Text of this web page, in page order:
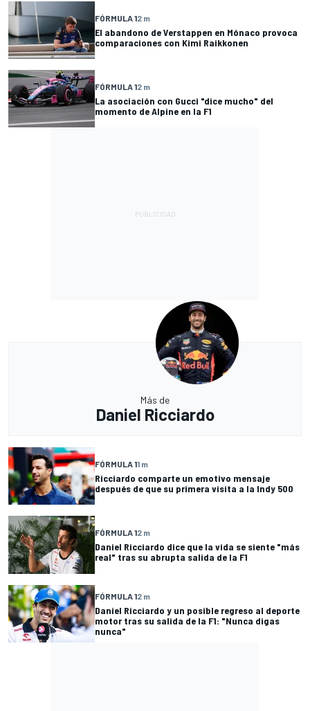
FÓRMULA 12 m
El abandono de Verstappen en Mónaco provoca
comparaciones con Kimi Raikkonen
FÓRMULA 12 m
La asociación con Gucci "dice mucho" del
momento de Alpine en la F1
Más de
Daniel Ricciardo
FÓRMULA 11 m
Ricciardo comparte un emotivo mensaje
después de que su primera visita a la Indy 500
FÓRMULA 12 m
Daniel Ricciardo dice que la vida se siente "más
real" tras su abrupta salida de la F1
FÓRMULA 12 m
Daniel Ricciardo y un posible regreso al deporte
motor tras su salida de la F1: "Nunca digas
nunca"